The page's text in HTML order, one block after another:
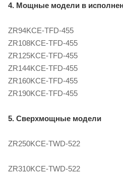
4. Мощные модели в
ZR94KCE-TFD-455
ZR108KCE-TFD-455
ZR125KCE-TFD-455
ZR144KCE-TFD-455
ZR160KCE-TFD-455
ZR190KCE-TFD-455
5. Сверхмощные модели
ZR250KCE-TWD-522
ZR310KCE-TWD-522